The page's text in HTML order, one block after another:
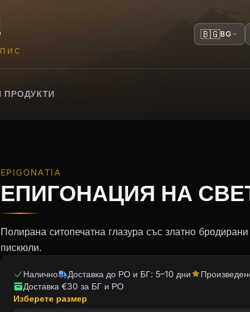
🇧🇬BG
ПРОДУКТИ
EPIGONATIA
ЕПИГОНАЦИЯ НА
Полирана ситопечатна глазура със златно
пискюли.
Налично Доставка до РО и БГ: 5–10 дни
Доставка €30 за БГ и РО
Изберете размер